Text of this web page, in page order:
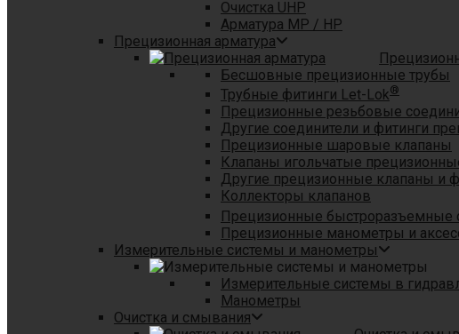
Очистка UHP
Арматура MP / HP
Прецизионная арматура
Бесшовные прецизионные трубы
Трубные фитинги Let-Lok®
Прецизионные резьбовые
Другие соединители и фитинги
Прецизионные шаровые клапаны
Клапаны игольчатые
Другие прецизионные клапаны и
Коллекторы клапанов
Прецизионные быстроразъемные
Прецизионные манометры и
Измерительные системы и манометры
Измерительные системы в
Манометры
Очистка и смывания